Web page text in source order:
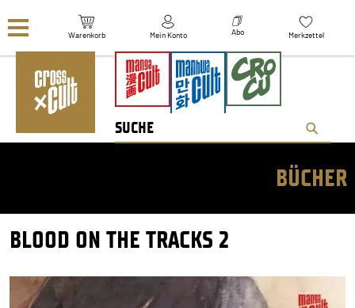
Warenkorb Mein Konto Abo Merkzettel
BÜCHER
BLOOD ON THE TRACKS 2